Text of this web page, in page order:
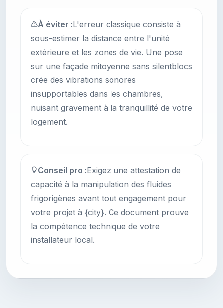
À éviter :L'erreur classique consiste à
sous-estimer la distance entre l'unité
extérieure et les zones de vie. Une pose
sur une façade mitoyenne sans silentblocs
crée des vibrations sonores
insupportables dans les chambres,
nuisant gravement à la tranquillité de votre
logement.
Conseil pro :Exigez une attestation de
capacité à la manipulation des fluides
frigorigènes avant tout engagement pour
votre projet à {city}. Ce document prouve
la compétence technique de votre
installateur local.